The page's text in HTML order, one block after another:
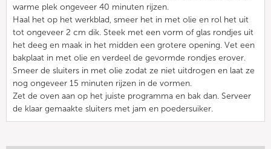
warme plek ongeveer 40 minuten rijzen.
Haal het op het werkblad, smeer het in met olie en rol het uit
tot ongeveer 2 cm dik. Steek met een vorm of glas rondjes uit
het deeg en maak in het midden een grotere opening. Vet een
bakplaat in met olie en verdeel de gevormde rondjes erover.
Smeer de sluiters in met olie zodat ze niet uitdrogen en laat ze
nog ongeveer 15 minuten rijzen in de vormen.
Zet de oven aan op het juiste programma en bak dan. Serveer
de klaar gemaakte sluiters met jam en poedersuiker.